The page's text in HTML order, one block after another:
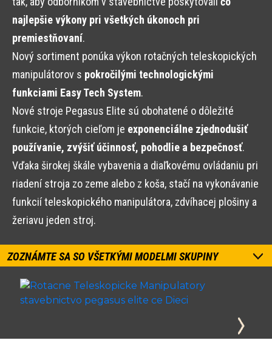
najlepšie výkony pri všetkých úkonoch pri
premiestňovaní.
Nový sortiment ponúka výkon rotačných teleskopických
manipulátorov s pokročilými technologickými
funkciami Easy Tech System.
Nové stroje Pegasus Elite sú obohatené o dôležité
funkcie, ktorých cieľom je exponenciálne zjednodušiť
používanie, zvýšiť účinnosť, pohodlie a bezpečnosť.
Vďaka širokej škále vybavenia a diaľkovému ovládaniu pri
riadení stroja zo zeme alebo z koša, stačí na vykonávanie
funkcií teleskopického manipulátora, zdvíhacej plošiny a
žeriavu jeden stroj.
ZOZNÁMTE SA SO VŠETKÝMI MODELMI SKUPINY